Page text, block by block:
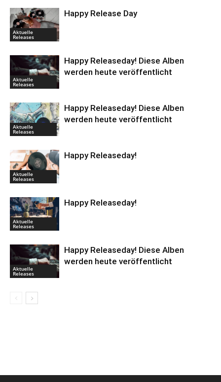
Aktuelle
Releases
Happy Release Day
Aktuelle
Releases
Happy Releaseday! Diese Alben
werden heute veröffentlicht
Aktuelle
Releases
Happy Releaseday! Diese Alben
werden heute veröffentlicht
Aktuelle
Releases
Happy Releaseday!
Aktuelle
Releases
Happy Releaseday!
Aktuelle
Releases
Happy Releaseday! Diese Alben
werden heute veröffentlicht